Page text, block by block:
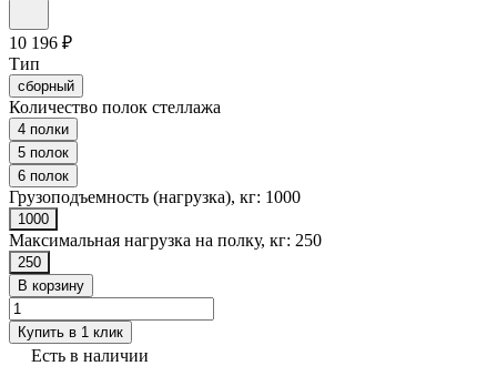
10 196 ₽
Тип
сборный
Количество полок стеллажа
4 полки
5 полок
6 полок
Грузоподъемность (нагрузка), кг: 1000
1000
Максимальная нагрузка на полку, кг: 250
250
В корзину
Купить в 1 клик
Есть в наличии